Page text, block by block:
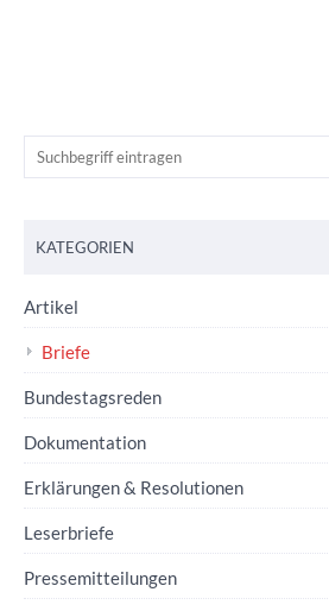
KATEGORIEN
Artikel
Briefe
Bundestagsreden
Dokumentation
Erklärungen & Resolutionen
Leserbriefe
Pressemitteilungen